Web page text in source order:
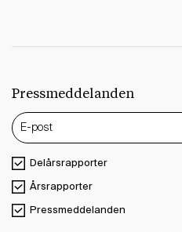
Pressmeddelanden
Delårsrapporter
Årsrapporter
Pressmeddelanden